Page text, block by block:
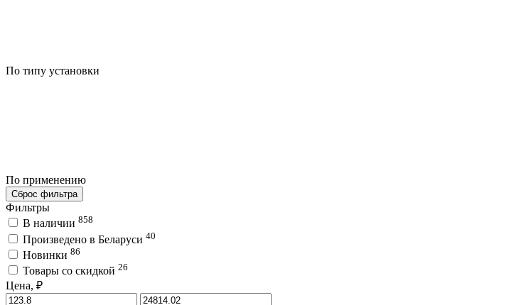
По типу установки
По применению
Сброс фильтра
Фильтры
В наличии 858
Произведено в Беларуси 40
Новинки 86
Товары со скидкой 26
Цена, ₽